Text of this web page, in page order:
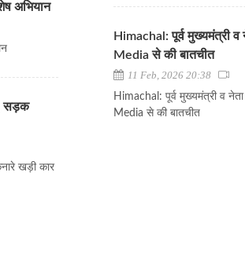
अभियान
सड़क
खड़ी कार
Himachal: पूर्व मुख्यमंत्री
Media से की बातचीत
11 Feb, 2026 20:38
Himachal: पूर्व मुख्यमंत्री व
Media से की बातचीत